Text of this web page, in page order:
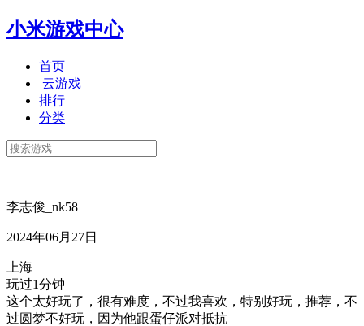
小米游戏中心
首页
云游戏
排行
分类
李志俊_nk58
2024年06月27日
上海
玩过1分钟
这个太好玩了，很有难度，不过我喜欢，特别好玩，推荐，不
过圆梦不好玩，因为他跟蛋仔派对抵抗